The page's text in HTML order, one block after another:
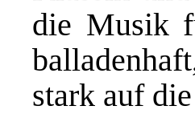
die Musik
stark auf